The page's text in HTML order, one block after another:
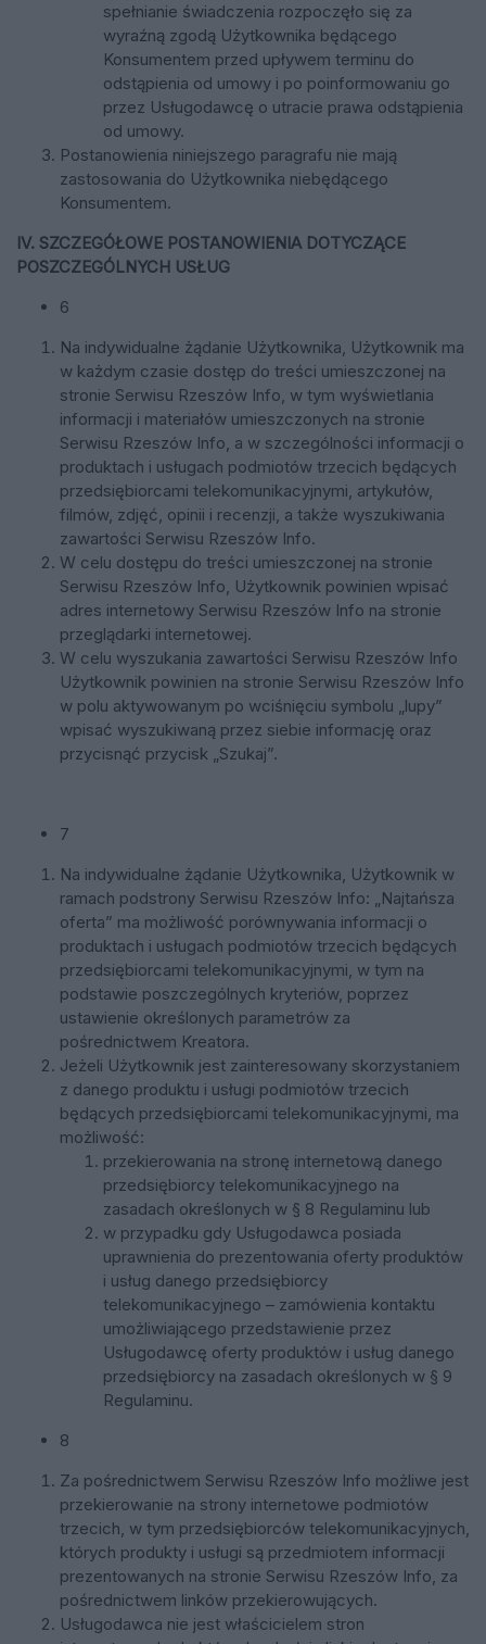
spełnianie świadczenia rozpoczęło się za
wyraźną zgodą Użytkownika będącego
Konsumentem przed upływem terminu do
odstąpienia od umowy i po poinformowaniu go
przez Usługodawcę o utracie prawa odstąpienia
od umowy.
Postanowienia niniejszego paragrafu nie mają
zastosowania do Użytkownika niebędącego
Konsumentem.
IV. SZCZEGÓŁOWE POSTANOWIENIA DOTYCZĄCE
POSZCZEGÓLNYCH USŁUG
6
Na indywidualne żądanie Użytkownika, Użytkownik ma
w każdym czasie dostęp do treści umieszczonej na
stronie Serwisu Rzeszów Info, w tym wyświetlania
informacji i materiałów umieszczonych na stronie
Serwisu Rzeszów Info, a w szczególności informacji o
produktach i usługach podmiotów trzecich będących
przedsiębiorcami telekomunikacyjnymi, artykułów,
filmów, zdjęć, opinii i recenzji, a także wyszukiwania
zawartości Serwisu Rzeszów Info.
W celu dostępu do treści umieszczonej na stronie
Serwisu Rzeszów Info, Użytkownik powinien wpisać
adres internetowy Serwisu Rzeszów Info na stronie
przeglądarki internetowej.
W celu wyszukania zawartości Serwisu Rzeszów Info
Użytkownik powinien na stronie Serwisu Rzeszów Info
w polu aktywowanym po wciśnięciu symbolu „lupy”
wpisać wyszukiwaną przez siebie informację oraz
przycisnąć przycisk „Szukaj”.
7
Na indywidualne żądanie Użytkownika, Użytkownik w
ramach podstrony Serwisu Rzeszów Info: „Najtańsza
oferta” ma możliwość porównywania informacji o
produktach i usługach podmiotów trzecich będących
przedsiębiorcami telekomunikacyjnymi, w tym na
podstawie poszczególnych kryteriów, poprzez
ustawienie określonych parametrów za
pośrednictwem Kreatora.
Jeżeli Użytkownik jest zainteresowany skorzystaniem
z danego produktu i usługi podmiotów trzecich
będących przedsiębiorcami telekomunikacyjnymi, ma
możliwość:
przekierowania na stronę internetową danego
przedsiębiorcy telekomunikacyjnego na
zasadach określonych w § 8 Regulaminu lub
w przypadku gdy Usługodawca posiada
uprawnienia do prezentowania oferty produktów
i usług danego przedsiębiorcy
telekomunikacyjnego – zamówienia kontaktu
umożliwiającego przedstawienie przez
Usługodawcę oferty produktów i usług danego
przedsiębiorcy na zasadach określonych w § 9
Regulaminu.
8
Za pośrednictwem Serwisu Rzeszów Info możliwe jest
przekierowanie na strony internetowe podmiotów
trzecich, w tym przedsiębiorców telekomunikacyjnych,
których produkty i usługi są przedmiotem informacji
prezentowanych na stronie Serwisu Rzeszów Info, za
pośrednictwem linków przekierowujących.
Usługodawca nie jest właścicielem stron